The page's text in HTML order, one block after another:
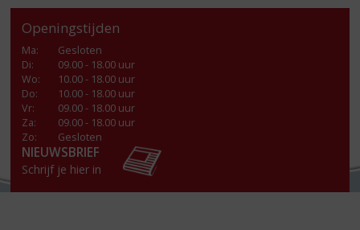
Openingstijden
Ma:
Gesloten
Di:
09.00 - 18.00 uur
Wo:
10.00 - 18.00 uur
Do:
10.00 - 18.00 uur
Vr:
09.00 - 18.00 uur
Za:
09.00 - 18.00 uur
Zo:
Gesloten
NIEUWSBRIEF
Schrijf je hier in